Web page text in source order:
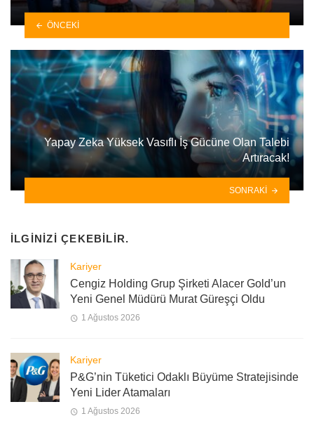
ÖNCEKI
Yapay Zeka Yüksek Vasıflı İş Gücüne Olan Talebi
Artıracak!
SONRAKI
İLGINIZI ÇEKEBILIR.
Kariyer
Cengiz Holding Grup Şirketi Alacer Gold’un
Yeni Genel Müdürü Murat Güreşçi Oldu
1 Ağustos 2026
Kariyer
P&G’nin Tüketici Odaklı Büyüme Stratejisinde
Yeni Lider Atamaları
1 Ağustos 2026